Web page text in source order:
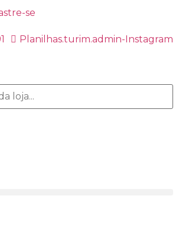
se
Planilhas.turim.admin-Instagram